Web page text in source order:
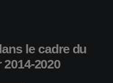
le cadre du
2020